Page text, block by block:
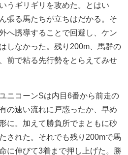
うギリギリを攻めた。とはい
張る馬たちが立ちはだかる。そ
へ誘導することで回避し、ケン
しなかった。残り200m、馬群の
前で粘る先行勢をとらえてみせ
ニコーンSは内目6番から前走の
の速い流れに戸惑ったか、早め
に。加えて勝負所でまともに砂
された。それでも残り200mで馬
に伸びて3着まで押し上げた。勝